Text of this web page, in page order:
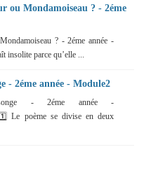
ou Mondamoiseau ? - 2éme
? - 2éme année -
insolite parce qu’elle ...
- 2éme année - Module2
- 2éme année -
Le poème se divise en deux